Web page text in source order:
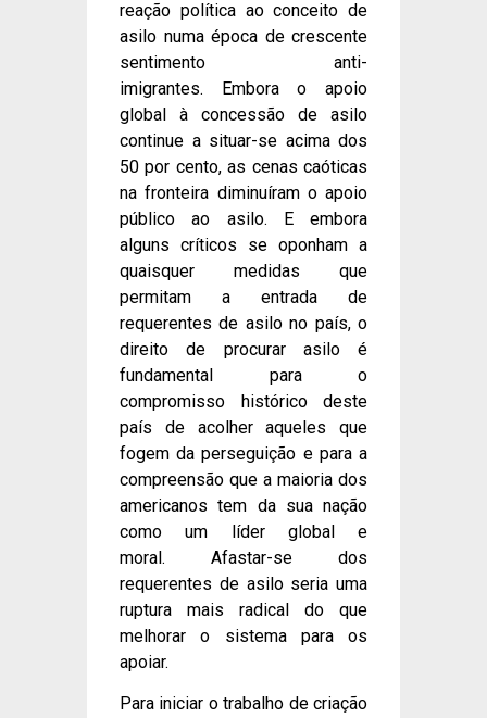
reação política ao conceito de
asilo numa época de crescente
sentimento anti-
imigrantes. Embora o apoio
global à concessão de asilo
continue a situar-se acima dos
50 por cento, as cenas caóticas
na fronteira diminuíram o apoio
público ao asilo. E embora
alguns críticos se oponham a
quaisquer medidas que
permitam a entrada de
requerentes de asilo no país, o
direito de procurar asilo é
fundamental para o
compromisso histórico deste
país de acolher aqueles que
fogem da perseguição e para a
compreensão que a maioria dos
americanos tem da sua nação
como um líder global e
moral. Afastar-se dos
requerentes de asilo seria uma
ruptura mais radical do que
melhorar o sistema para os
apoiar.
Para iniciar o trabalho de criação